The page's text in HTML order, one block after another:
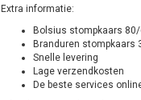
Extra informatie:
Bolsius stompkaars
Branduren stompkaars
Snelle levering
Lage verzendkosten
De beste services